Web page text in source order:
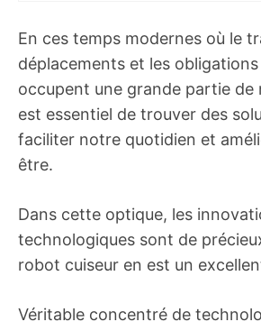
En ces temps modernes où le
déplacements et les
occupent une grande partie de
est essentiel de trouver des
faciliter notre quotidien et
être.
Dans cette optique, les
technologiques sont de
robot cuiseur en est un
Véritable concentré de